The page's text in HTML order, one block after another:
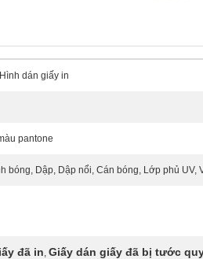
dán giấy in
pantone
bóng, Dập, Dập nổi, Cán bóng, Lớp phủ UV,
đã in, Giấy dán giấy đã bị tước